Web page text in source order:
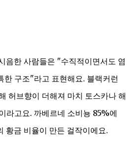
음한 사람들은 "수직적이면서도 염
한 구조"라고 표현해요. 블랙커런
허브향이 더해져 마치 토스카나 해
라고요. 까베르네 소비뇽 85%에
황금 비율이 만든 걸작이에요.